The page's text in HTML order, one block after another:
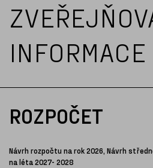
UDÁLOSTI
O NÁS
INFORMACE
ROZPOČET
Návrh rozpočtu na rok 2026, Návrh
na léta 2027- 2028